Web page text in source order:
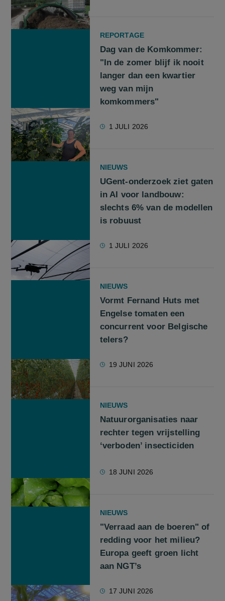
REPORTAGE
Dag van de Komkommer:
"In de zomer blijf ik nooit
langer dan een kwartier
weg van mijn
komkommers"
1 JULI 2026
NIEUWS
UGent-onderzoek ziet gaten
in AI voor landbouw:
slechts 6% van de modellen
is robuust
1 JULI 2026
NIEUWS
Vormt Fernand Huts met
Engelse tomaten een
concurrent voor Belgische
telers?
19 JUNI 2026
NIEUWS
Natuurorganisaties naar
rechter tegen vrijstelling
‘verboden’ insecticiden
18 JUNI 2026
NIEUWS
"Verraad aan de boeren" of
redding voor het milieu?
Europa geeft groen licht
aan NGT’s
17 JUNI 2026